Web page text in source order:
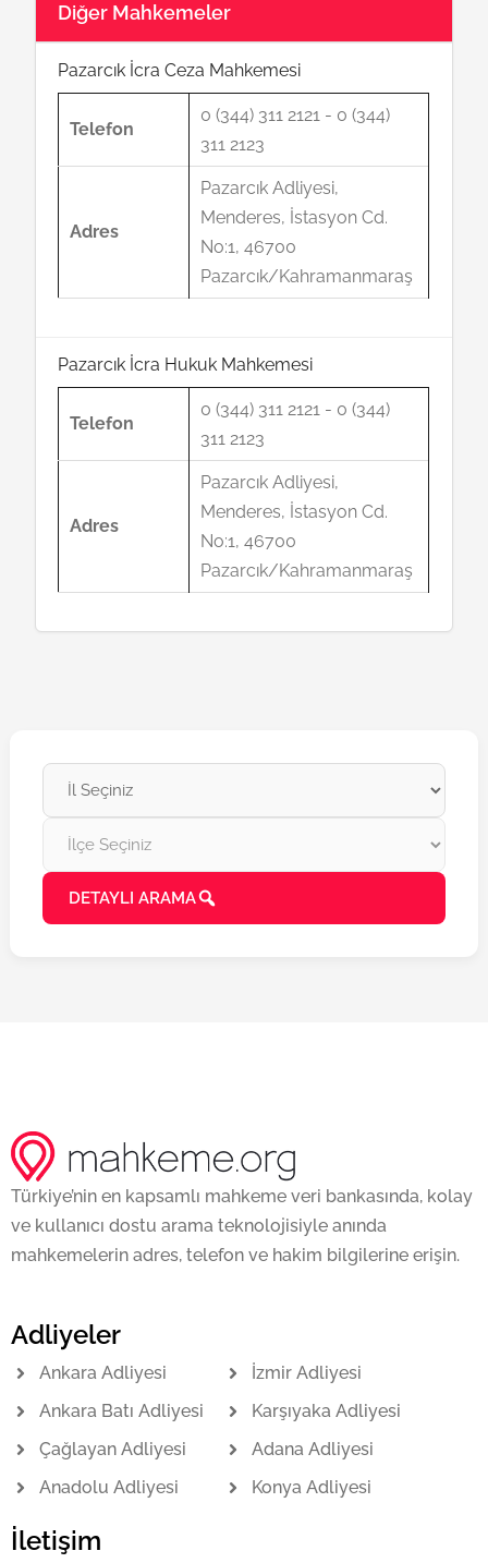
Diğer Mahkemeler
Pazarcık İcra Ceza Mahkemesi
Telefon
0 (344) 311 2121 - 0 (344)
311 2123
Adres
Pazarcık Adliyesi,
Menderes, İstasyon Cd.
No:1, 46700
Pazarcık/Kahramanmaraş
Pazarcık İcra Hukuk Mahkemesi
Telefon
0 (344) 311 2121 - 0 (344)
311 2123
Adres
Pazarcık Adliyesi,
Menderes, İstasyon Cd.
No:1, 46700
Pazarcık/Kahramanmaraş
DETAYLI ARAMA
Türkiye’nin en kapsamlı mahkeme veri bankasında, kolay
ve kullanıcı dostu arama teknolojisiyle anında
mahkemelerin adres, telefon ve hakim bilgilerine erişin.
Adliyeler
Ankara Adliyesi
Ankara Batı Adliyesi
Çağlayan Adliyesi
Anadolu Adliyesi
İzmir Adliyesi
Karşıyaka Adliyesi
Adana Adliyesi
Konya Adliyesi
İletişim